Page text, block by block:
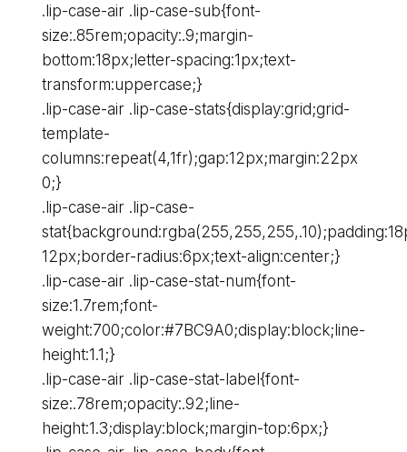
.lip-case-air .lip-case-sub{font-
size:.85rem;opacity:.9;margin-
bottom:18px;letter-spacing:1px;text-
transform:uppercase;}
.lip-case-air .lip-case-stats{display:grid;grid-
template-
columns:repeat(4,1fr);gap:12px;margin:22px
0;}
.lip-case-air .lip-case-
12px;border-radius:6px;text-align:center;}
.lip-case-air .lip-case-stat-num{font-
size:1.7rem;font-
weight:700;color:#7BC9A0;display:block;line-
height:1.1;}
.lip-case-air .lip-case-stat-label{font-
size:.78rem;opacity:.92;line-
height:1.3;display:block;margin-top:6px;}